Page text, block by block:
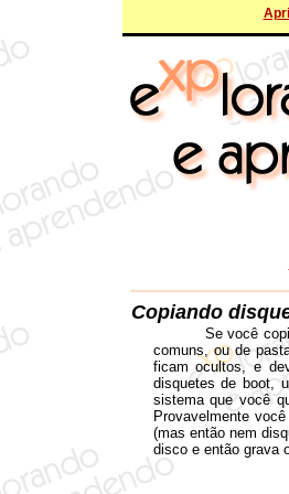
Copiando
Se você
comuns, ou de
ficam ocultos, e
disquetes de boot,
sistema que você
Provavelmente
(mas então nem
disco e então grava